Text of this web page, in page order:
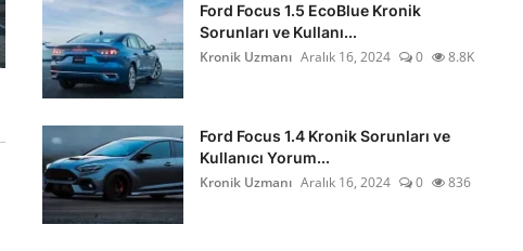
Ford Focus 1.5 EcoBlue Kronik
Sorunları ve Kullanı...
Kronik Uzmanı Aralık 16, 2024 0 8.8K
Ford Focus 1.4 Kronik Sorunları ve
Kullanıcı Yorum...
Kronik Uzmanı Aralık 16, 2024 0 836